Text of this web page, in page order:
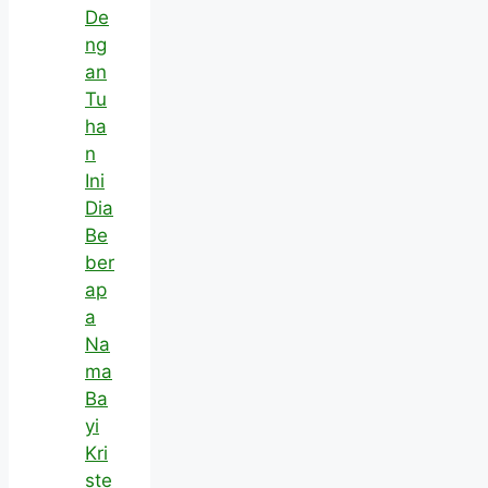
De
ng
an
Tu
ha
n
Ini
Dia
Be
ber
ap
a
Na
ma
Ba
yi
Kri
ste